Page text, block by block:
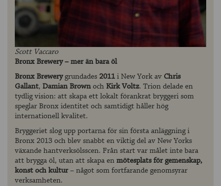
Scott Vaccaro
Bronx Brewery – mer än bara öl
Bronx Brewerygrundades 2011i New York av Chris
Gallant, Damian Brownoch Kirk Voltz. Trion delade en
tydlig vision: att skapa ett lokalt förankrat bryggeri som
speglar Bronx identitet och samtidigt håller hög
internationell kvalitet.
Bryggeriet slog upp portarna för sin första anläggning i
Bronx 2013 och blev snabbt en viktig del av New Yorks
växande hantverksölsscen. Från start var målet inte bara
att brygga öl, utan att skapa enmötesplats för gemenskap,
konst och kultur– något som fortfarande genomsyrar
verksamheten.